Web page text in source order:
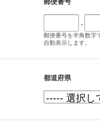
-
郵便番号を半角数字
自動表示します。
都道府県